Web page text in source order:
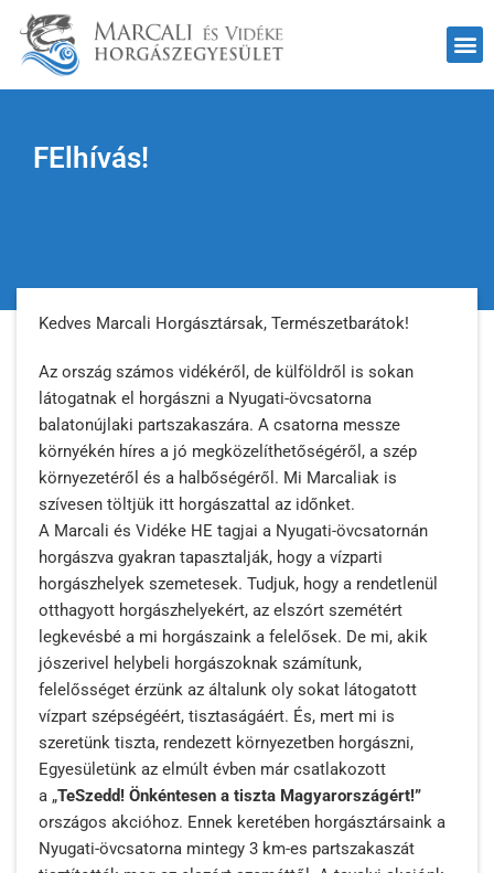
FElhívás!
Kedves Marcali Horgásztársak, Természetbarátok!
Az ország számos vidékéről, de külföldről is sokan
látogatnak el horgászni a Nyugati-övcsatorna
balatonújlaki partszakaszára. A csatorna messze
környékén híres a jó megközelíthetőségéről, a szép
környezetéről és a halbőségéről. Mi Marcaliak is
szívesen töltjük itt horgászattal az időnket.
A Marcali és Vidéke HE tagjai a Nyugati-övcsatornán
horgászva gyakran tapasztalják, hogy a vízparti
horgászhelyek szemetesek. Tudjuk, hogy a rendetlenül
otthagyott horgászhelyekért, az elszórt szemétért
legkevésbé a mi horgászaink a felelősek. De mi, akik
jószerivel helybeli horgászoknak számítunk,
felelősséget érzünk az általunk oly sokat látogatott
vízpart szépségéért, tisztaságáért. És, mert mi is
szeretünk tiszta, rendezett környezetben horgászni,
Egyesületünk az elmúlt évben már csatlakozott
a „TeSzedd! Önkéntesen a tiszta Magyarországért!”
országos akcióhoz. Ennek keretében horgásztársaink a
Nyugati-övcsatorna mintegy 3 km-es partszakaszát